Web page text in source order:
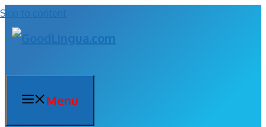
Skip to content
Menu